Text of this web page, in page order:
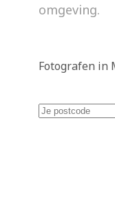
omgeving.
Fotografen in